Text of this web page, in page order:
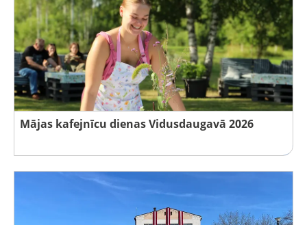
Mājas kafejnīcu dienas Vidusdaugavā 2026